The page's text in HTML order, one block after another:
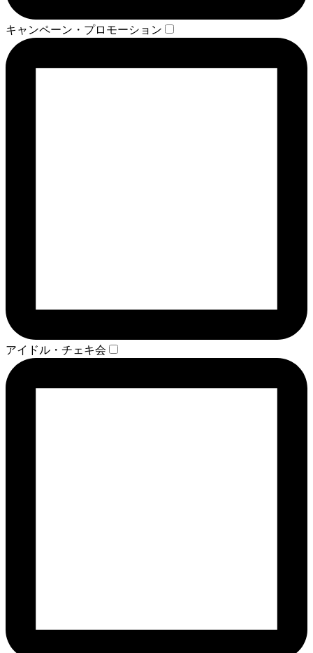
キャンペーン・プロモーション
アイドル・チェキ会